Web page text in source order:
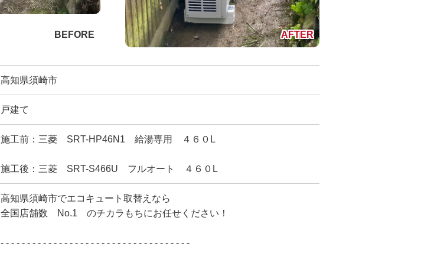
高知県須崎市
戸建て
施工前：三菱 SRT-HP46N1 給湯専用 ４６０L
施工後：三菱 SRT-S466U フルオート ４６０L
高知県須崎市でエコキュート取替えなら
全国店舗数 No.1 のチカラもちにお任せください！
- - - - - - - - - - - - - - - - - - - - - - - - - - - - - - - - - - - -